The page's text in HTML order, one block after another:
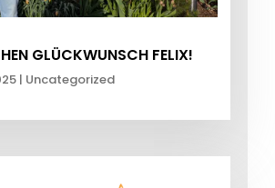
GLÜCKWUNSCH FELIX!
| Uncategorized